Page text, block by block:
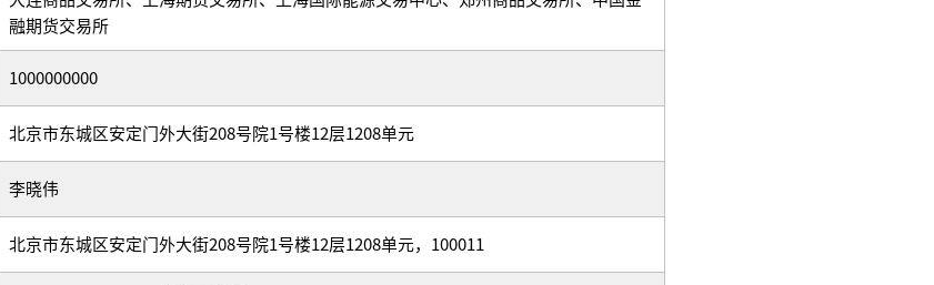
融期货交易所
1000000000
北京市东城区安定门外大街208号院1号楼12层1208单元
李晓伟
北京市东城区安定门外大街208号院1号楼12层1208单元，100011